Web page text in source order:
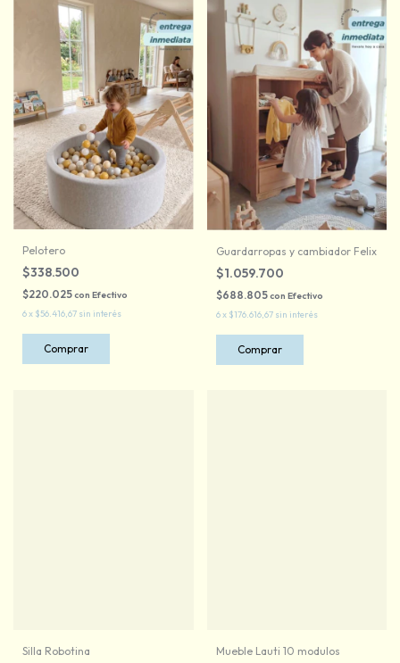
Pelotero
$338.500
$220.025con Efectivo
6x $56.416,67 sin interés
Guardarropas y cambiador Felix
$1.059.700
$688.805con Efectivo
6x $176.616,67 sin interés
Comprar
Silla Robotina Mueble Lauti 10 modulos